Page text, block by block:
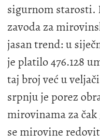
sigurnom starosti.
zavoda za
jasan trend: u
je platilo 476.128
taj broj već u
srpnju je porez
mirovinama za
se mirovine